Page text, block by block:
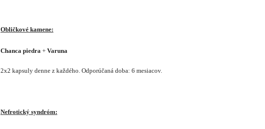
Obličkové kamene:
Chanca piedra + Varuna
2x2 kapsuly denne z každého. Odporúčaná doba: 6 mesiacov.
Nefrotický syndróm: